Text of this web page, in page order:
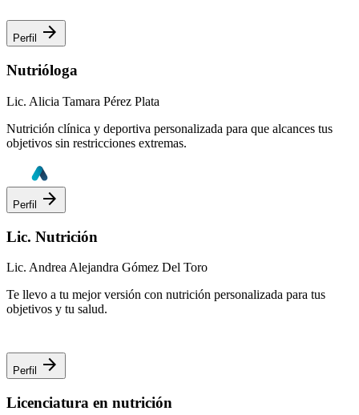
Perfil arrow_forward
Nutrióloga
Lic. Alicia Tamara Pérez Plata
Nutrición clínica y deportiva personalizada para que alcances tus
objetivos sin restricciones extremas.
Perfil arrow_forward
Lic. Nutrición
Lic. Andrea Alejandra Gómez Del Toro
Te llevo a tu mejor versión con nutrición personalizada para tus
objetivos y tu salud.
Perfil arrow_forward
Licenciatura en nutrición